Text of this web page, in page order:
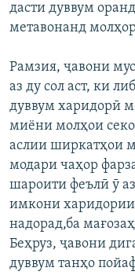
дасти дуввум
метавонанд
Рамзия, ҷавони
аз ду cол аст, ки
дуввум харидорӣ
миёни молҳои
аслии ширкатҳои
модари чаҳор
шароити феълӣ ӯ
имкони
надорад,ба
Беҳруз, ҷавони
дуввум танҳо